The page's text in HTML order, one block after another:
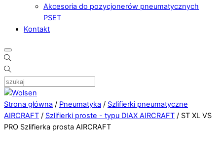
Akcesoria do pozycjonerów pneumatycznych
PSET
Kontakt
Strona główna / Pneumatyka / Szlifierki pneumatyczne
AIRCRAFT / Szlifierki proste - typu DIAX AIRCRAFT / ST XL VS
PRO Szlifierka prosta AIRCRAFT